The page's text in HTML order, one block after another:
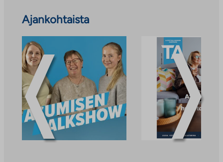
ajankohtaiset
ja
tiedotteet
Ajankohtaista